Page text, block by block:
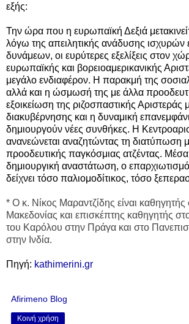
εξής:
Την ώρα που η ευρωπαϊκή Δεξιά
λόγω της απειλητικής ανάδυσης ισχυρών
δυνάμεων, οι ευρύτερες εξελίξεις στον
ευρωπαϊκής και βορειοαμερικανικής
μεγάλο ενδιαφέρον. Η παρακμή της
αλλά και η ώσμωσή της με άλλα
εξοικείωση της ριζοσπαστικής Αριστεράς
διακυβέρνησης και η δυναμική
δημιουργούν νέες συνθήκες. Η
ανανεώνεται αναζητώντας τη διατύπωση
προοδευτικής παγκόσμιας ατζέντας.
δημιουργική αναστάτωση, ο
δείχνει τόσο παλιομοδίτικος, τόσο
* Ο κ. Νίκος Μαραντζίδης είναι
Μακεδονίας και επισκέπτης καθηγητής
του Καρόλου στην Πράγα και στο
στην Ινδία.
Πηγή: kathimerini.gr
Afirimeno Blog
Κοινή χρήση